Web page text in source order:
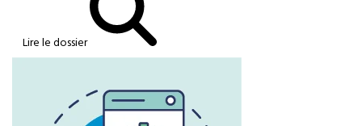
Lire le dossier